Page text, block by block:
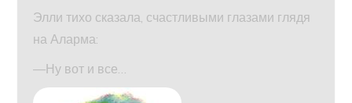
Элли тихо сказала, счастливыми глазами глядя
на Аларма:
—Ну вот и все…